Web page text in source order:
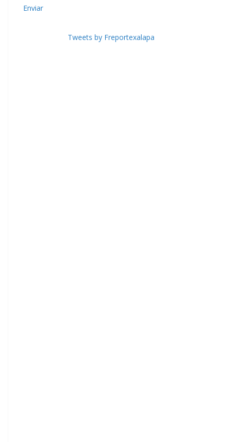
Enviar
Tweets by Freportexalapa